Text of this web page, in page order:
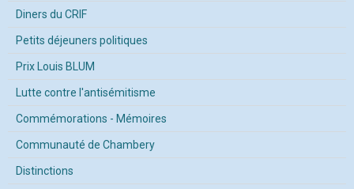
Diners du CRIF
Petits déjeuners politiques
Prix Louis BLUM
Lutte contre l'antisémitisme
Commémorations - Mémoires
Communauté de Chambery
Distinctions